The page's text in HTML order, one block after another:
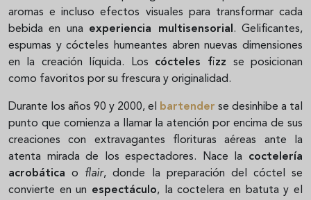
aromas e incluso efectos visuales para transformar cada
bebida en una experiencia multisensorial . Gelificantes,
espumas y cócteles humeantes abren nuevas dimensiones
en la creación líquida. Los cócteles fizz se posicionan
como favoritos por su frescura y originalidad.
Durante los años 90 y 2000, el bartender se desinhibe a tal
punto que comienza a llamar la atención por encima de sus
creaciones con extravagantes florituras aéreas ante la
atenta mirada de los espectadores. Nace la coctelería
acrobática o flair, donde la preparación del cóctel se
convierte en un espectáculo, la coctelera en batuta y el